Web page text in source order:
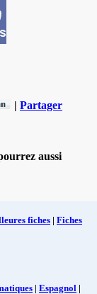
| Partager
aussi
fiches | Fiches
| Espagnol |